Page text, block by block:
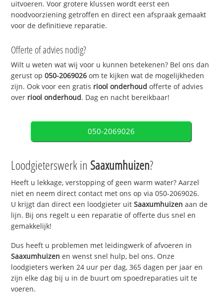
uitvoeren. Voor grotere klussen wordt eerst een
noodvoorziening getroffen en direct een afspraak gemaakt
voor de definitieve reparatie.
Offerte of advies nodig?
Wilt u weten wat wij voor u kunnen betekenen? Bel ons dan
gerust op050-2069026 om te kijken wat de mogelijkheden
zijn. Ook voor een gratis riool onderhoud offerte of advies
over riool onderhoud. Dag en nacht bereikbaar!
050-2069026
Loodgieterswerk in Saaxumhuizen?
Heeft u lekkage, verstopping of geen warm water? Aarzel
niet en neem direct contact met ons op via 050-2069026.
U krijgt dan direct een loodgieter uitSaaxumhuizen aan de
lijn. Bij ons regelt u een reparatie of offerte dus snel en
gemakkelijk!
Dus heeft u problemen met leidingwerk of afvoeren in
Saaxumhuizen en wenst snel hulp, bel ons. Onze
loodgieters werken 24 uur per dag, 365 dagen per jaar en
zijn elke dag bij u in de buurt om spoedreparaties uit te
voeren.